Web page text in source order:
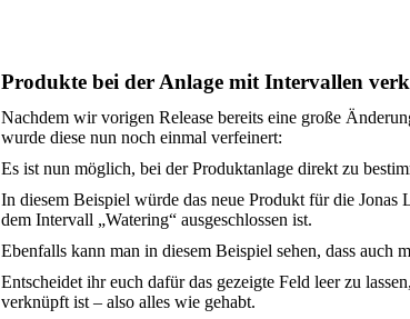
Produkte bei der Anlage mit Intervallen
Nachdem wir vorigen Release bereits eine große
wurde diese nun noch einmal verfeinert:
Es ist nun möglich, bei der Produktanlage direkt zu
In diesem Beispiel würde das neue Produkt für die
dem Intervall „Watering“ ausgeschlossen ist.
Ebenfalls kann man in diesem Beispiel sehen, dass auch
Entscheidet ihr euch dafür das gezeigte Feld leer zu
verknüpft ist – also alles wie gehabt.